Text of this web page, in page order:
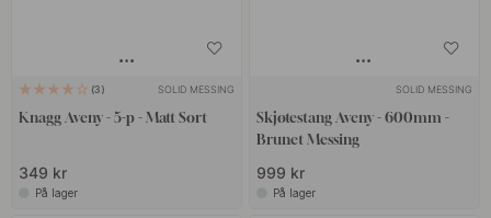
3 SOLID MESSING
Knagg Aveny - 5-p - Matt Sort
349 kr
På lager
SOLID MESSING
Skjøtestang Aveny - 600mm -
Brunet Messing
999 kr
På lager